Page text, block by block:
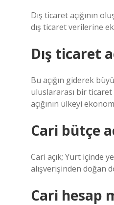
Dış ticaret açığının
dış ticaret verilerine
Dış ticaret
Bu açığın giderek
uluslararası bir
açığının ülkeyi
Cari bütçe
Cari açık; Yurt içinde
alışverişinden doğan
Cari hesap